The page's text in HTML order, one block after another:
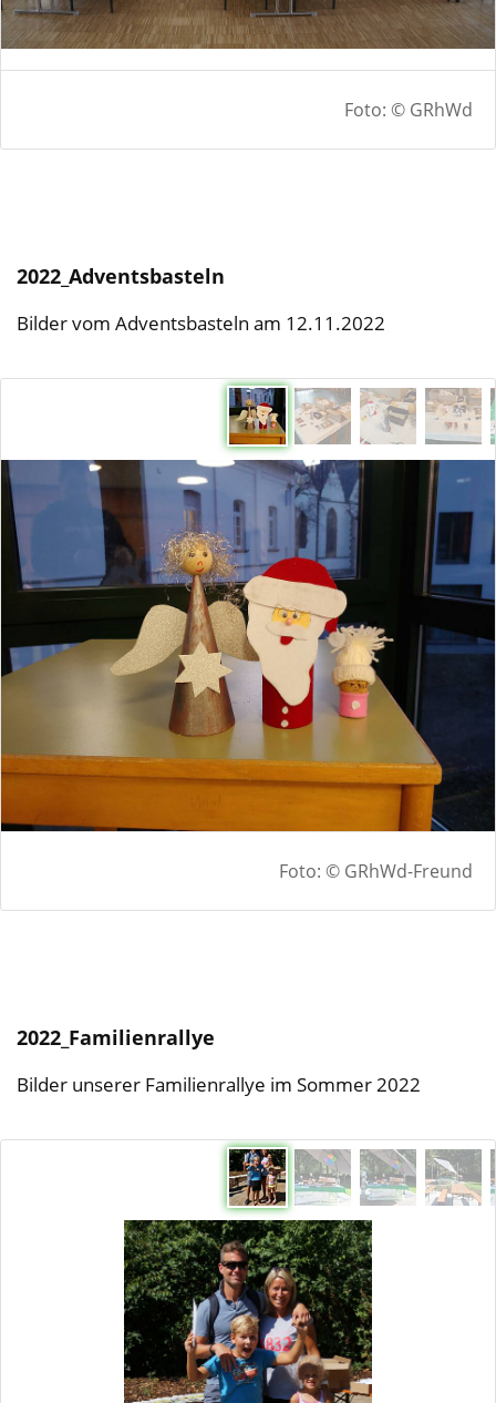
Foto: © GRhWd
2022_Adventsbasteln
Bilder vom Adventsbasteln am 12.11.2022
Foto: © GRhWd-Freund
2022_Familienrallye
Bilder unserer Familienrallye im Sommer 2022